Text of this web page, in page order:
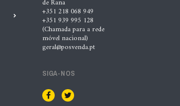
Nádia Conceição
europeia da XTOOL
de Rana
+351 218 068 949
+351 939 995 128
(Chamada para a rede
móvel nacional)
geral@posvenda.pt
SIGA-NOS